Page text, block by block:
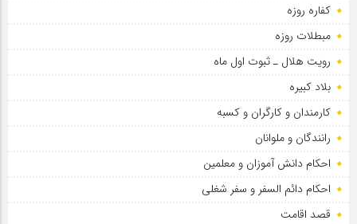
کفاره روزه
مبطلات روزه
رویت هلال ـ ثبوت اول ماه
بلاد کبیره
کارمندان و کارگران و کسبه
رانندگان و ملوانان
احکام دانش آموزان و معلمین
احکام دائم السفر و سفر شغلی
قصد اقامت